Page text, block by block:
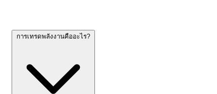
การเทรดพลังงานคืออะไร?